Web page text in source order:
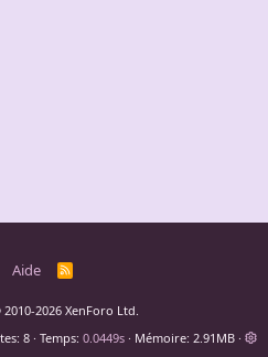
Aide
R
2026 XenForo Ltd.
8 Temps 0.0449s Mémoire 2.91MB